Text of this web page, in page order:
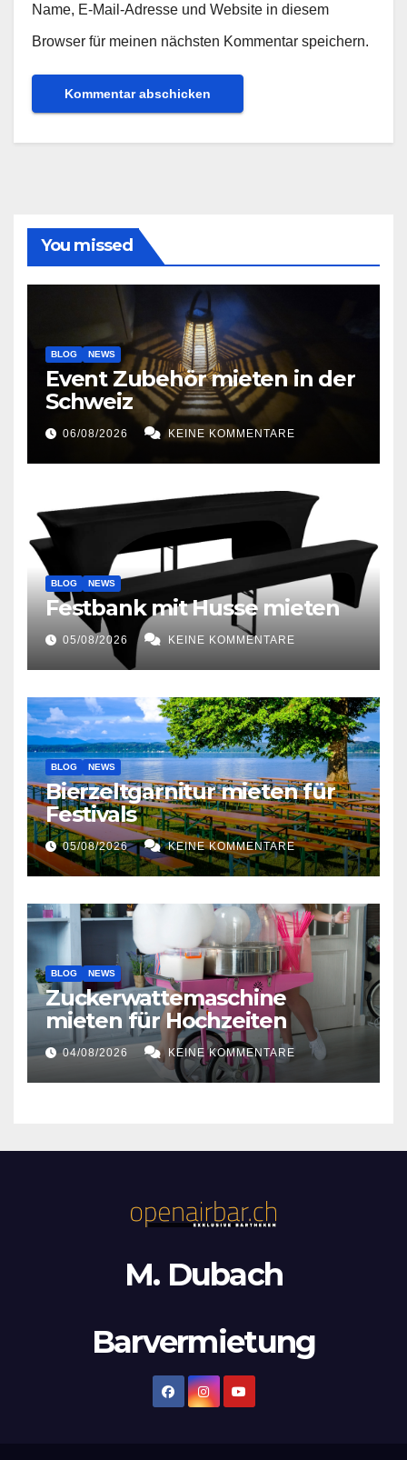
Name, E-Mail-Adresse und Website in diesem
Browser für meinen nächsten Kommentar speichern.
You missed
BLOG NEWS
Event Zubehör mieten in der
Schweiz
06/08/2026 KEINE KOMMENTARE
BLOG NEWS
Festbank mit Husse mieten
05/08/2026 KEINE KOMMENTARE
BLOG NEWS
Bierzeltgarnitur mieten für
Festivals
05/08/2026 KEINE KOMMENTARE
BLOG NEWS
Zuckerwattemaschine
mieten für Hochzeiten
04/08/2026 KEINE KOMMENTARE
M. Dubach
Barvermietung